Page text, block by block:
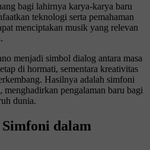
bagi lahirnya karya-karya baru
teknologi serta pemahaman
menciptakan musik yang relevan
menjadi simbol dialog antara masa
di hormati, sementara kreativitas
Hasilnya adalah simfoni
pengalaman baru bagi
dunia.
dalam